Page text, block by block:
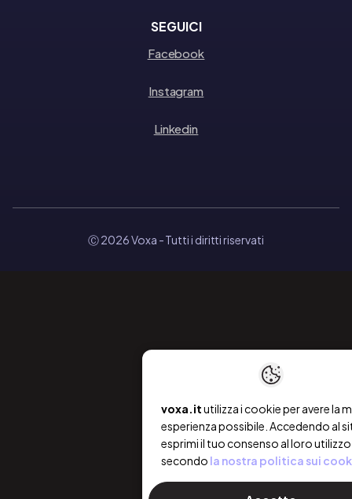
voxa.itutilizza i cookie per avere la
esperienza possibile. Accedendo al
esprimi il tuo consenso al loro utilizzo
secondo la nostra politica sui
SEGUICI
Facebook
Instagram
Linkedin
Ⓒ 2026 Voxa - Tutti i diritti riservati